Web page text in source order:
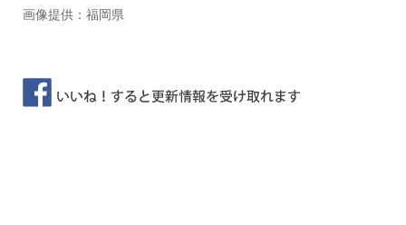
画像提供：福岡県